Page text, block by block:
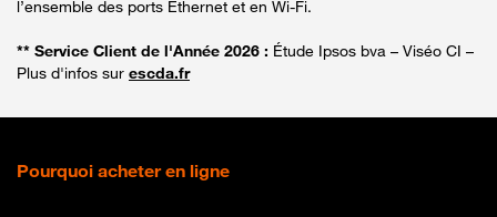
l’ensemble des ports Ethernet et en Wi-Fi.
** Service Client de l'Année 2026 : Étude Ipsos bva – Viséo CI –
Plus d'infos sur escda.fr
Pourquoi acheter en ligne